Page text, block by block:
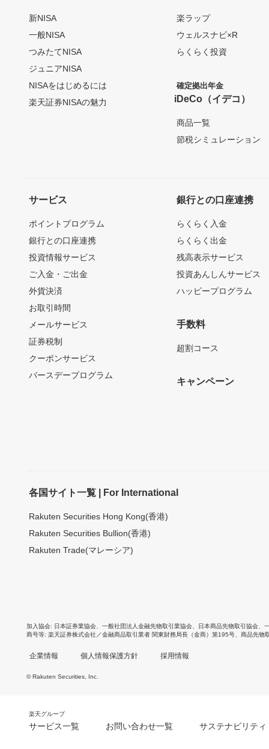
新NISA
一般NISA
つみたてNISA
ジュニアNISA
NISAをはじめるには
楽天証券NISAの魅力
楽ラップ
ウェルスナビ×R
らくらく投資
確定拠出年金
iDeCo（イデコ）
商品一覧
節税シミュレーション
サービス
ポイントプログラム
銀行との口座連携
投資情報サービス
ご入金・ご出金
外貨決済
お取引時間
メールサービス
証券税制
クーポンサービス
バースデープログラム
銀行との口座連携
らくらく入金
らくらく出金
残高表示サービス
投資あんしんサービス
ハッピープログラム
手数料
超割コース
キャンペーン
各国サイト一覧 | For International
Rakuten Securities Hong Kong(香港)
Rakuten Securities Bullion(香港)
Rakuten Trade(マレーシア)
加入協会 日本証券業協会 一般社団法人金融先物取引業協会 日本商品先物取引協会
商号等 楽天証券株式会社／金融商品取引業者 関東財務局長（金商）第195号、商品先物
企業情報 個人情報保護方針 採用情報
© Rakuten Securities, Inc.
楽天グループ
サービス一覧 お問い合わせ一覧 サステナビリティ